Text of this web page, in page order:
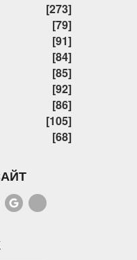
[273]
[79]
[91]
[84]
[85]
[92]
[86]
[105]
[68]